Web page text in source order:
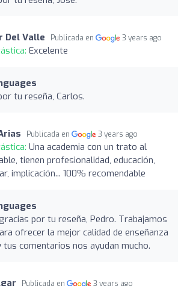
Del Valle Publicada en 3 years ago
Excelente
tu reseña, Carlos.
Publicada en 3 years ago
Una academia con un trato al
tienen profesionalidad, educación,
implicación... 100% recomendable
por tu reseña, Pedro. Trabajamos
ofrecer la mejor calidad de enseñanza
tus comentarios nos ayudan mucho.
Publicada en 3 years ago